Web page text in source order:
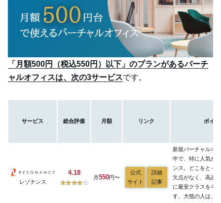
「月額500円（税込550円）以下」のプランがあるバーチ
ャルオフィスは、次の3サービスです。
サービス 総合評価 月額 リンク ポイン
レゾナンス
4.18
月550円〜
公式
サイト
詳細
記事
新規バーチャルオ
中で、特に人気が
ンス。どこをとっ
欠点がなく、高品
に最安クラスをキ
す。大抵の人は、